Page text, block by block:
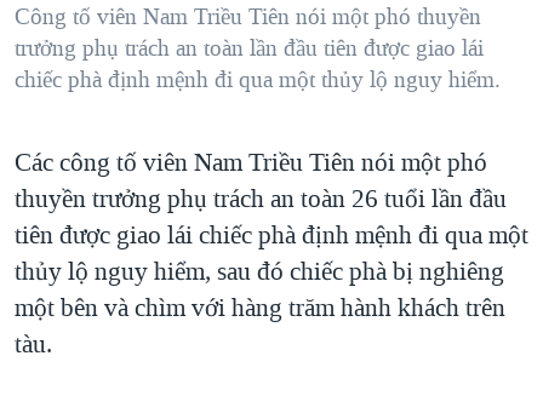
KHOA HỌC
SỨC KHOẺ
THỂ THAO
GIÁO DỤC
GIẢI MÃ VÀNH ĐAI & CON ĐƯỜNG
NGÀY TỊ NẠN THẾ GIỚI
CHI PHÍ CHIẾN TRANH AFGHANISTAN
CÁC GIÁ TRỊ CỘNG HÒA Ở VIỆT NAM
THƯỢNG ĐỈNH TRUMP-KIM TẠI VIỆT NAM
TRỊNH VĨNH BÌNH VS. CHÍNH PHỦ VIỆT NAM
MẠNG XÃ HỘI
Công tố viên Nam Triều Tiên nói một phó thuyền
trưởng phụ trách an toàn lần đầu tiên được giao lái
chiếc phà định mệnh đi qua một thủy lộ nguy hiểm.
Các công tố viên Nam Triều Tiên nói một phó
thuyền trưởng phụ trách an toàn 26 tuổi lần đầu
tiên được giao lái chiếc phà định mệnh đi qua một
thủy lộ nguy hiểm, sau đó chiếc phà bị nghiêng
một bên và chìm với hàng trăm hành khách trên
tàu.